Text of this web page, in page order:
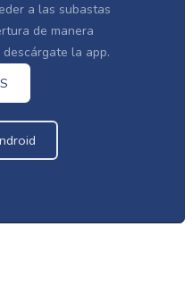
a las subastas
de manera
descárgate la app.